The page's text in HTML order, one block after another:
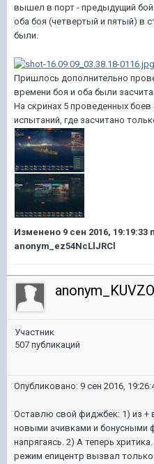
вышел в порт - предыдущий
оба боя (четвертый и пятый) в
были.
Пришлось дополнительно
времени боя и оба были
На скринах 5 проведенных боев
испытаний, где засчитано
Изменено 9 сен 2016, 19:19:33
anonym_ez54NcLlJRCl
Участник
507 публикаций
Опубликовано: 9 сен 2016,
Оставлю свой фиджбек: 1) из +
новыми ачивками и
напрягаясь. 2) А теперь
режим епицентр вызвал только